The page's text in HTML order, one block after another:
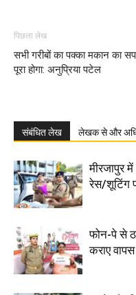
पिछला लेख
सभी गरीबों का पक्का मकान का
पूरा होगा: अनुप्रिया पटेल
संबंधित लेख लेखक से और
मीरजापुर
रेस/शूटिंग
फोन-पे से
कराए वापस